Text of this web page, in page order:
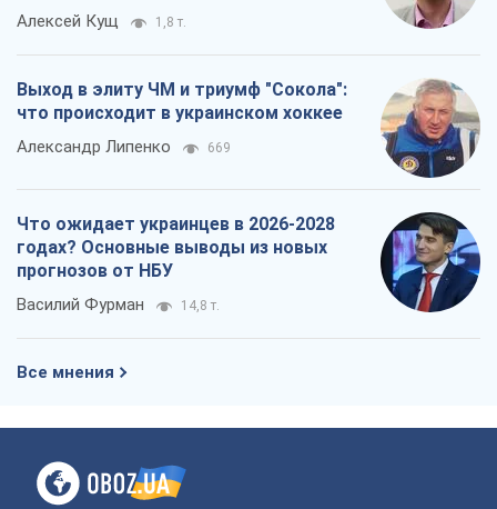
Алексей Кущ 1,8 т.
Выход в элиту ЧМ и триумф "Сокола":
что происходит в украинском хоккее
Александр Липенко 669
Что ожидает украинцев в 2026-2028
годах? Основные выводы из новых
прогнозов от НБУ
Василий Фурман 14,8 т.
Все мнения